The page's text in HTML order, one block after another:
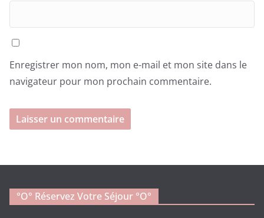
Enregistrer mon nom, mon e-mail et mon site dans le
navigateur pour mon prochain commentaire.
°o° Réservez Votre Séjour °O°